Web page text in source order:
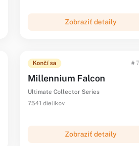
Zobraziť detaily
Končí sa #
Millennium Falcon
Ultimate Collector Series
7541 dielikov
Zobraziť detaily